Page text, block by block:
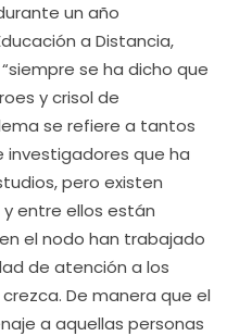
un año
a Distancia,
se ha dicho que
y crisol de
se refiere a tantos
investigadores que ha
pero existen
entre ellos están
el nodo han trabajado
de atención a los
De manera que el
a aquellas personas